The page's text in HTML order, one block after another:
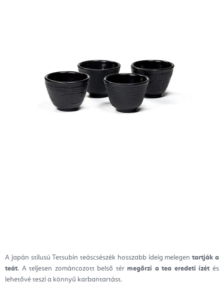
A japán stílusú Tetsubin teáscsészék hosszabb ideig melegentartják a
teát. A teljesen zománcozott belső térmegőrzi a tea eredeti ízét és
lehetővé teszi a könnyű karbantartást.